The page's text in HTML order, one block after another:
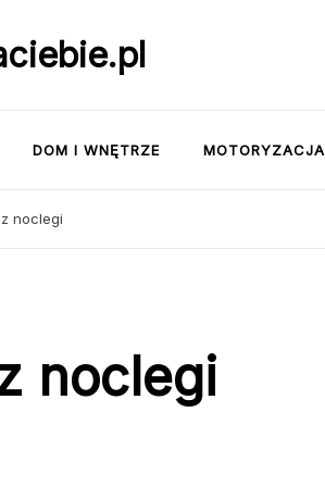
DOM I WNĘTRZE MOTORYZACJA
noclegi
noclegi